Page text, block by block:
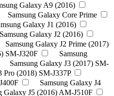
Galaxy A9 (2016)
Samsung Galaxy Core Prime
Galaxy J1 (2016)
Samsung Galaxy J2 (2016)
Samsung Galaxy J2 Prime (2017)
SM-J320F
Samsung
Samsung Galaxy J3 (2017) SM-
Pro (2018) SM-J337P
Samsung Galaxy J4
Galaxy J5 (2016) AM-J510F